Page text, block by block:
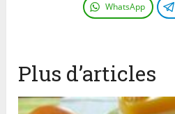
WhatsApp
Plus d’articles